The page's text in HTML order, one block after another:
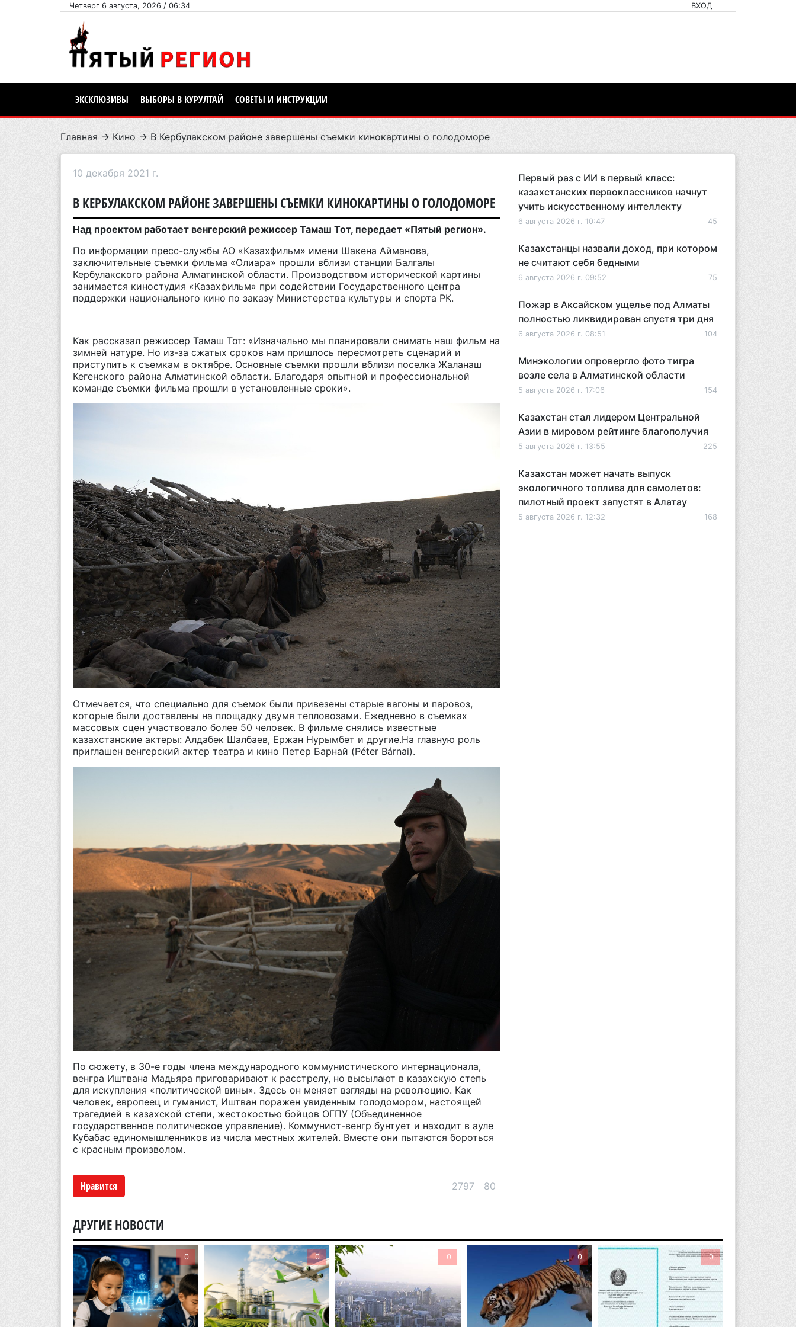
Четверг 6 августа, 2026 / 06:34 ВХОД
ЭКСКЛЮЗИВЫ ВЫБОРЫ В КУРУЛТАЙ СОВЕТЫ И ИНСТРУКЦИИ
Главная → Кино → В Кербулакском районе завершены съемки кинокартины о голодоморе
10 декабря 2021 г.
В КЕРБУЛАКСКОМ РАЙОНЕ ЗАВЕРШЕНЫ СЪЕМКИ КИНОКАРТИНЫ О ГОЛОДОМОРЕ
Над проектом работает венгерский режиссер Тамаш Тот, передает «Пятый регион».
По информации пресс-службы АО «Казахфильм» имени Шакена Айманова,
заключительные съемки фильма «Олиара» прошли вблизи станции Балгалы
Кербулакского района Алматинской области. Производством исторической картины
занимается киностудия «Казахфильм» при содействии Государственного центра
поддержки национального кино по заказу Министерства культуры и спорта РК.
Как рассказал режиссер Тамаш Тот: «Изначально мы планировали снимать наш фильм на
зимней натуре. Но из-за сжатых сроков нам пришлось пересмотреть сценарий и
приступить к съемкам в октябре. Основные съемки прошли вблизи поселка Жаланаш
Кегенского района Алматинской области. Благодаря опытной и профессиональной
команде съемки фильма прошли в установленные сроки».
Отмечается, что специально для съемок были привезены старые вагоны и паровоз,
которые были доставлены на площадку двумя тепловозами. Ежедневно в съемках
массовых сцен участвовало более 50 человек. В фильме снялись известные
казахстанские актеры: Алдабек Шалбаев, Ержан Нурымбет и другие.На главную роль
приглашен венгерский актер театра и кино Петер Барнай (Péter Bárnai).
По сюжету, в 30-е годы члена международного коммунистического интернационала,
венгра Иштвана Мадьяра приговаривают к расстрелу, но высылают в казахскую степь
для искупления «политической вины». Здесь он меняет взгляды на революцию. Как
человек, европеец и гуманист, Иштван поражен увиденным голодомором, настоящей
трагедией в казахской степи, жестокостью бойцов ОГПУ (Объединенное
государственное политическое управление). Коммунист-венгр бунтует и находит в ауле
Кубабас единомышленников из числа местных жителей. Вместе они пытаются бороться
с красным произволом.
Нравится 2797 80
Первый раз с ИИ в первый класс:
казахстанских первоклассников начнут
учить искусственному интеллекту
6 августа 2026 г. 10:47 45
Казахстанцы назвали доход, при котором
не считают себя бедными
6 августа 2026 г. 09:52 75
Пожар в Аксайском ущелье под Алматы
полностью ликвидирован спустя три дня
6 августа 2026 г. 08:51 104
Минэкологии опровергло фото тигра
возле села в Алматинской области
5 августа 2026 г. 17:06 154
Казахстан стал лидером Центральной
Азии в мировом рейтинге благополучия
5 августа 2026 г. 13:55 225
Казахстан может начать выпуск
экологичного топлива для самолетов:
пилотный проект запустят в Алатау
5 августа 2026 г. 12:32 168
представила в Актобе план
диверсификации
3 августа 2026 г. 20:46 151
Солдат-срочник выпал из окна
четвертого этажа казармы в Конаеве
ДРУГИЕ НОВОСТИ
0 0 0 0 0